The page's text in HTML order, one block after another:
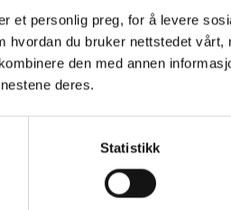
et personlig preg, for å levere
du bruker nettstedet vårt,
den med annen
deres.
Statistikk
bærekraftig
og estetisk
bruk av
prosjektet
står
Statsbygg,